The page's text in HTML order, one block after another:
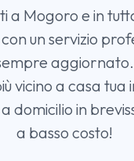
a Mogoro e in
un servizio
aggiornato.
vicino a casa
domicilio in
a basso costo!